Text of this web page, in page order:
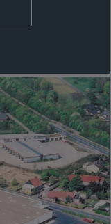
Registerkarte